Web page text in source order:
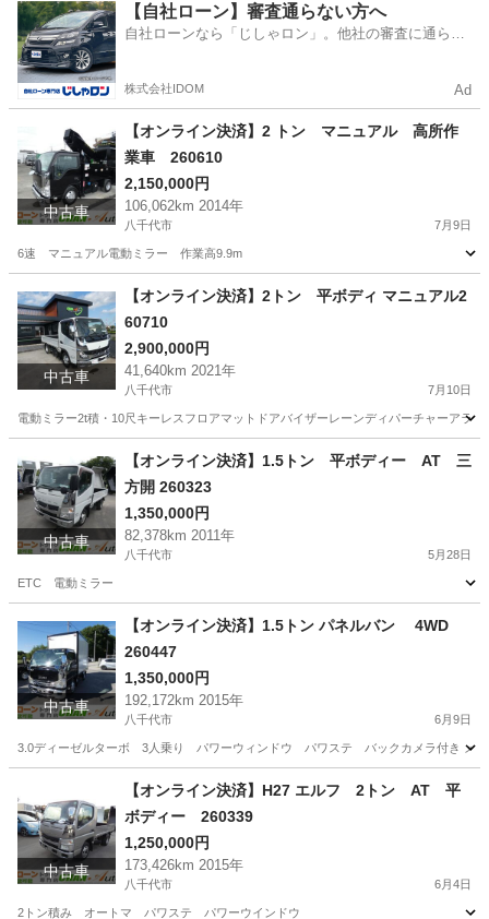
千葉 八千代市 三菱 パネルバン
【自社ローン】審査通らない方へ
自社ローンなら「じしゃロン」。他社の審査に通らな
株式会社IDOM Ad
中古車
【オンライン決済】2 トン マニュアル 高所作
業車 260610
2,150,000円
106,062km 2014年
八千代市 7月9日
6速 マニュアル電動ミラー 作業高9.9m
その他 ミラー
中古車
【オンライン決済】2トン 平ボディ マニュアル2
60710
2,900,000円
41,640km 2021年
八千代市 7月10日
電動ミラー2t積・10尺キーレスフロアマットドアバイザーレーンディパーチャーアラ
その他 平ボディ
中古車
【オンライン決済】1.5トン 平ボディー AT 三
方開 260323
1,350,000円
82,378km 2011年
八千代市 5月28日
ETC 電動ミラー
その他 ミラー
中古車
【オンライン決済】1.5トン パネルバン 4WD
260447
1,350,000円
192,172km 2015年
八千代市 6月9日
3.0ディーゼルターボ 3人乗り パワーウィンドウ パワステ バックカメラ付き メ
その他 パネルバン
中古車
【オンライン決済】H27 エルフ 2トン AT 平
ボディー 260339
1,250,000円
173,426km 2015年
八千代市 6月4日
2トン積み オートマ パワステ パワーウインドウ